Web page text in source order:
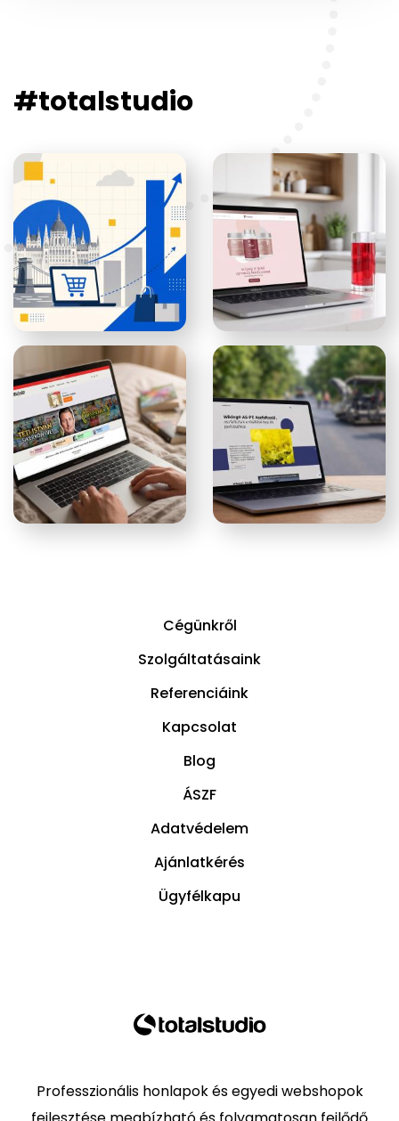
#totalstudio
Cégünkről
Szolgáltatásaink
Referenciáink
Kapcsolat
Blog
ÁSZF
Adatvédelem
Ajánlatkérés
Ügyfélkapu
Professzionális honlapok és egyedi webshopok